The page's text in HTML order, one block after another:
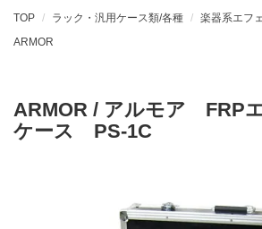
TOP ラック・汎用ケース類/各種
楽器系エフ
ARMOR
ARMOR / アルモア FRP
ケース PS-1C